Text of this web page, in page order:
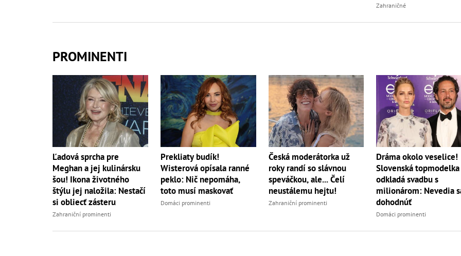
Zahraničné
PROMINENTI
Ľadová sprcha pre
Meghan a jej kulinársku
šou! Ikona životného
štýlu jej naložila: Nestačí
si obliecť zásteru
Zahraniční prominenti
Prekliaty budík!
Wisterová opísala ranné
peklo: Nič nepomáha,
toto musí maskovať
Domáci prominenti
Česká moderátorka už
roky randí so slávnou
speváčkou, ale... Čelí
neustálemu hejtu!
Zahraniční prominenti
Dráma okolo veselice!
Slovenská topmodelka
odkladá svadbu s
milionárom: Nevedia
dohodnúť
Domáci prominenti